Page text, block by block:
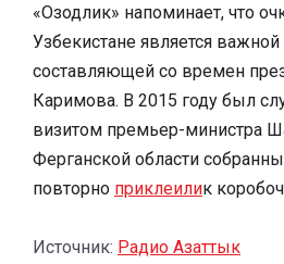
«Озодлик» напоминает, что
Узбекистане является
составляющей со времен
Каримова. В 2015 году был
визитом премьер-министра
Ферганской области
повторно приклеилик
Источник: Радио Азаттык